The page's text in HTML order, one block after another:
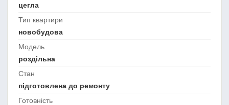
цегла
Тип квартири
новобудова
Модель
роздільна
Стан
підготовлена до ремонту
Готовність